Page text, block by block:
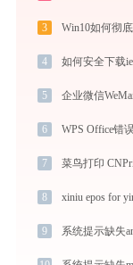
3
4 如何安全下载
5 企业微信
6
7
8
9 系统提示缺失